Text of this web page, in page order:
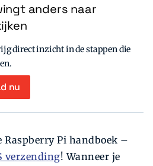
anders naar
direct inzicht in de stappen die
nu
Pi handboek –
verzending! Wanneer je